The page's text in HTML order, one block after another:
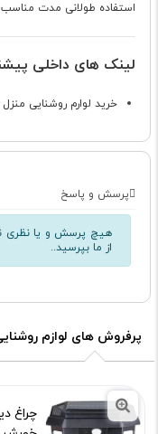
استفاده طولانی مدت
لینک های داخلی
خرید لوارم روشنایی منزل
پرسش و پاسخ
هیچ پرسش و یا نظری
از ما بپرسید..
پرفروش های لوازم
چراغ